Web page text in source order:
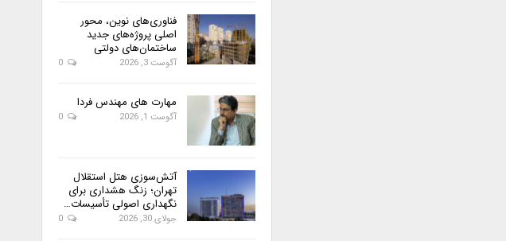
فناوری‌های نوین، محور
اصلی پروژه‌های جدید
ساختمان‌های دولتی
آگوست 3, 2026
مهارت های مهندس فردا
آگوست 1, 2026
آتش‌سوزی هتل استقلال
تهران؛ زنگ هشداری برای
نگهداری اصولی تأسیسات…
جولای 30, 2026